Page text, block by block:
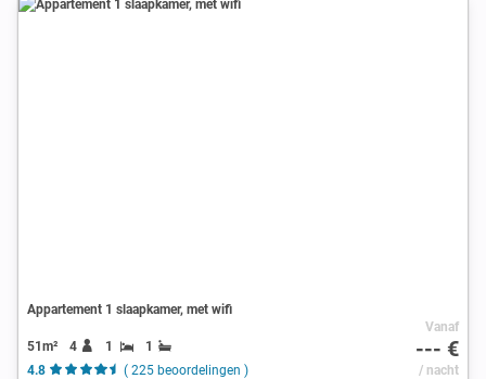
Appartement 1 slaapkamer, met wifi
51m² 4 1
1
4.8
( 225 beoordelingen )
Vanaf
--- €
/ nacht